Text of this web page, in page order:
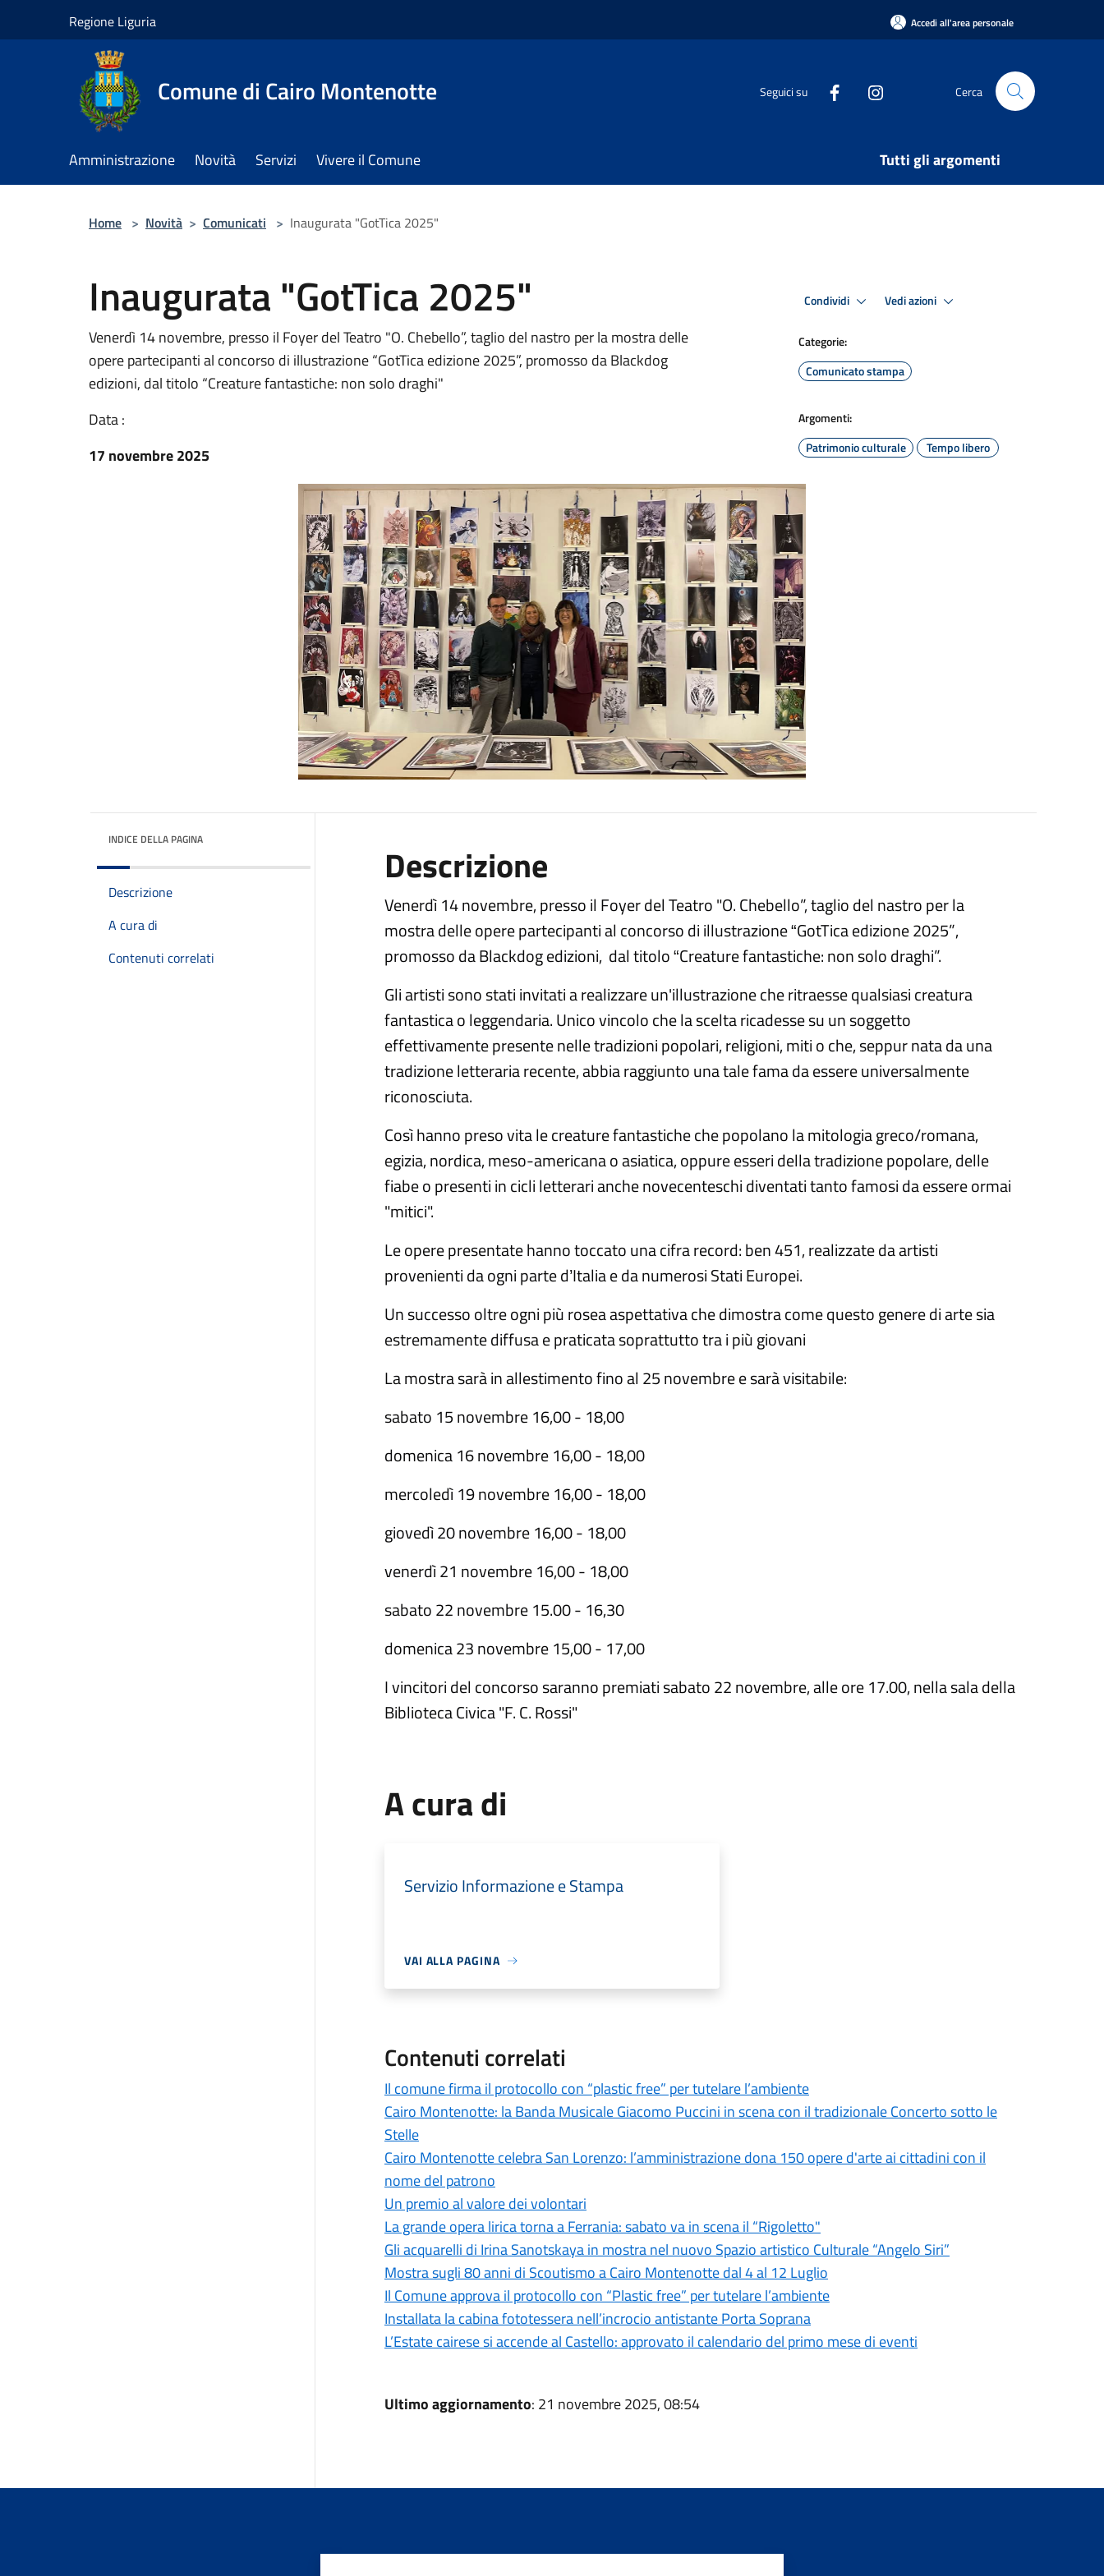
Regione Liguria Accedi all'area personale
Comune di Cairo Montenotte Seguici su Cerca
Amministrazione Novità Servizi Vivere il Comune Tutti gli argomenti
Home > Novità > Comunicati > Inaugurata "GotTica 2025"
Inaugurata "GotTica 2025"
Venerdì 14 novembre, presso il Foyer del Teatro "O. Chebello”, taglio del nastro per la mostra delle
opere partecipanti al concorso di illustrazione “GotTica edizione 2025”, promosso da Blackdog
edizioni, dal titolo “Creature fantastiche: non solo draghi"
Data :
17 novembre 2025
Condividi Vedi azioni
Categorie:
Comunicato stampa
Argomenti:
Patrimonio culturale
Tempo libero
INDICE DELLA PAGINA
Descrizione
A cura di
Contenuti correlati
Descrizione
Venerdì 14 novembre, presso il Foyer del Teatro "O. Chebello”, taglio del nastro per la
mostra delle opere partecipanti al concorso di illustrazione“GotTica edizione 2025”,
promosso da Blackdog edizioni, dal titolo “Creature fantastiche: non solo draghi”.
Gli artisti sono stati invitati a realizzare un'illustrazione che ritraesse qualsiasi creatura
fantastica o leggendaria. Unico vincolo che la scelta ricadesse su un soggetto
effettivamente presente nelle tradizioni popolari, religioni, miti o che, seppur nata da una
tradizione letteraria recente, abbia raggiunto una tale fama da essere universalmente
riconosciuta.
Cosìhanno preso vita le creature fantastiche che popolano la mitologia greco/romana,
egizia, nordica, meso-americana o asiatica, oppure esseri della tradizione popolare, delle
fiabe o presenti in cicli letterari anche novecenteschi diventati tanto famosi da essere ormai
"mitici".
Le opere presentate hanno toccato una cifra record: ben 451, realizzate da artisti
provenienti da ogni parte d’Italia e da numerosi Stati Europei.
Un successo oltre ogni più rosea aspettativa che dimostra come questo genere di arte sia
estremamente diffusa e praticata soprattutto tra i più giovani
La mostra saràin allestimento fino al 25 novembre e saràvisitabile:
sabato 15 novembre 16,00 - 18,00
domenica 16 novembre 16,00 - 18,00
mercoledì19 novembre 16,00 - 18,00
giovedì20 novembre 16,00 - 18,00
venerdì21 novembre 16,00 - 18,00
sabato 22 novembre 15.00 - 16,30
domenica 23 novembre 15,00 - 17,00
I vincitori del concorso saranno premiati sabato 22 novembre, alle ore 17.00, nella sala della
Biblioteca Civica "F. C. Rossi"
A cura di
Servizio Informazione e Stampa
VAI ALLA PAGINA
Contenuti correlati
Il comune firma il protocollo con “plastic free” per tutelare l’ambiente
Cairo Montenotte: la Banda Musicale Giacomo Puccini in scena con il tradizionale Concerto sotto le
Stelle
Cairo Montenotte celebra San Lorenzo: l’amministrazione dona 150 opere d'arte ai cittadini con il
nome del patrono
Un premio al valore dei volontari
La grande opera lirica torna a Ferrania: sabato va in scena il “Rigoletto"
Gli acquarelli di Irina Sanotskaya in mostra nel nuovo Spazio artistico Culturale “Angelo Siri”
Mostra sugli 80 anni di Scoutismo a Cairo Montenotte dal 4 al 12 Luglio
Il Comune approva il protocollo con “Plastic free” per tutelare l’ambiente
Installata la cabina fototessera nell’incrocio antistante Porta Soprana
L’Estate cairese si accende al Castello: approvato il calendario del primo mese di eventi
Ultimo aggiornamento: 21 novembre 2025, 08:54